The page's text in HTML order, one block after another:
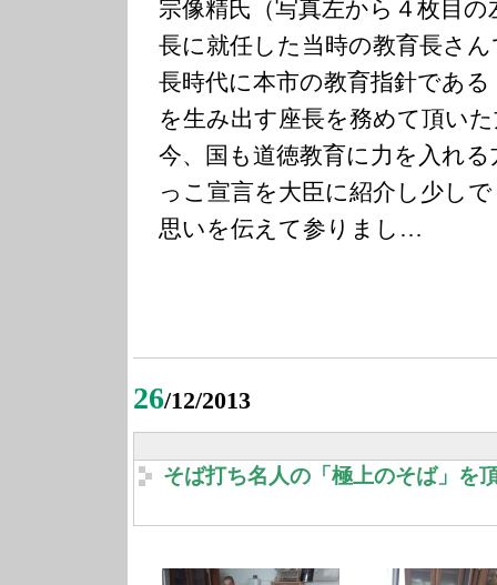
宗像精氏（写真左から４枚目
長に就任した当時の教育長さ
長時代に本市の教育指針であ
を生み出す座長を務めて頂い
今、国も道徳教育に力を入れ
っこ宣言を大臣に紹介し少し
思いを伝えて参りまし…
26/12/2013
そば打ち名人の「極上のそば」を